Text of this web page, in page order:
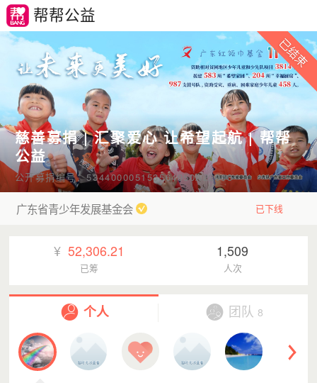
帮帮公益
慈善募捐 | 汇聚爱心 让希望起航 | 帮帮
公益
公开募捐编号：534400005153564950A22003
广东省青少年发展基金会 已下线
¥ 52,306.21
已筹
1,509
人次
个人 团队 8